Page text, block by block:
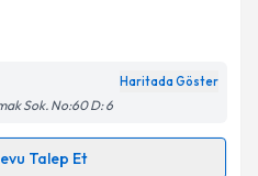
Haritada Göster
Sok. No:60 D: 6
Talep Et